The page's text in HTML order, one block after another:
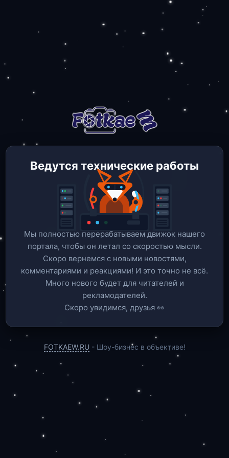
Ведутся технические работы
Мы полностью перерабатываем движок нашего
портала, чтобы он летал со скоростью мысли.
Скоро вернемся c новыми новостями,
комментариями и реакциями! И это точно не всё.
Много нового будет для читателей и
рекламодателей.
Скоро увидимся, друзья 👀
FOTKAEW.RU - Шоу-бизнес в объективе!